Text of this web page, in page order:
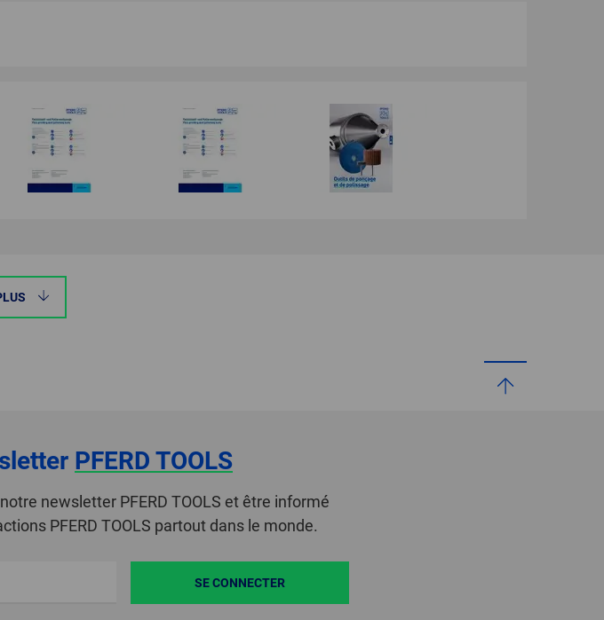
PFERD TOOLS
newsletter PFERD TOOLS et être informé
PFERD TOOLS partout dans le monde.
SE CONNECTER